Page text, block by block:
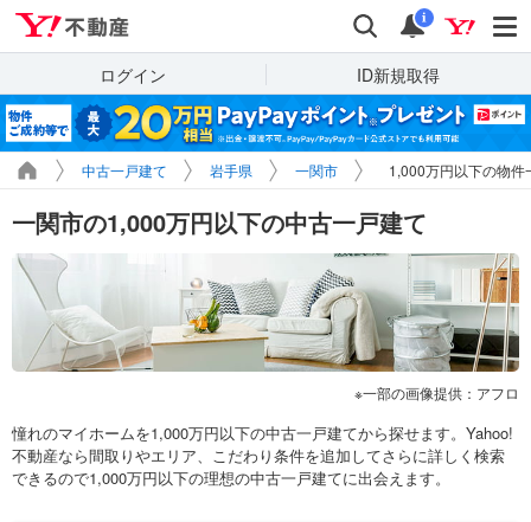
検索 通知
i
ログイン ID新規取得
中古一戸建て 岩手県 一関市 1,000万円以下の物件
一関市の1,000万円以下の中古一戸建て
一部の画像提供：アフロ
憧れのマイホームを1,000万円以下の中古一戸建てから探せます。Yahoo!
不動産なら間取りやエリア、こだわり条件を追加してさらに詳しく検索
できるので1,000万円以下の理想の中古一戸建てに出会えます。